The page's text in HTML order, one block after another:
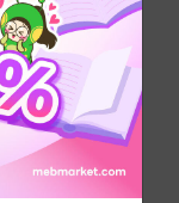
ผู้มารับบท
โรแมนติก